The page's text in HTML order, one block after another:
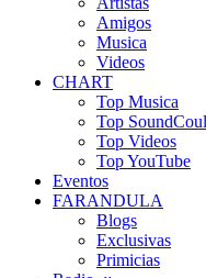
Amigos
Musica
Videos
CHART
Top Musica
Top
Top Videos
Top YouTube
Eventos
FARANDULA
Blogs
Exclusivas
Primicias